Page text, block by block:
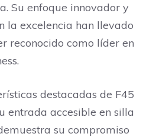
Su enfoque innovador y
la excelencia han llevado
reconocido como líder en
destacadas de F45
entrada accesible en silla
su compromiso